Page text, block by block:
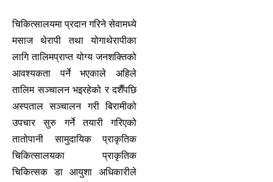
चिकित्सालयमा प्रदान गरिने सेवामध्ये
मसाज थेरापी तथा योगाथेरापीका
लागि तालिमप्राप्त योग्य जनशक्तिको
आवश्यकता पर्ने भएकाले अहिले
तालिम सञ्चालन भइरहेको र दशैँपछि
अस्पताल सञ्चालन गरी बिरामीको
उपचार सुरु गर्ने तयारी गरिएको
तातोपानी सामुदायिक प्राकृतिक
चिकित्सालयका प्राकृतिक
चिकित्सक डा आयुशा अधिकारीले